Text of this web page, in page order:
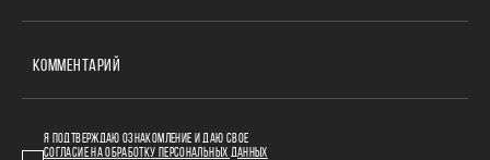
КОММЕНТАРИЙ
Я ПОДТВЕРЖДАЮ ОЗНАКОМЛЕНИЕ И ДАЮ СВОЕ
СОГЛАСИЕ НА ОБРАБОТКУ ПЕРСОНАЛЬНЫХ ДАННЫХ